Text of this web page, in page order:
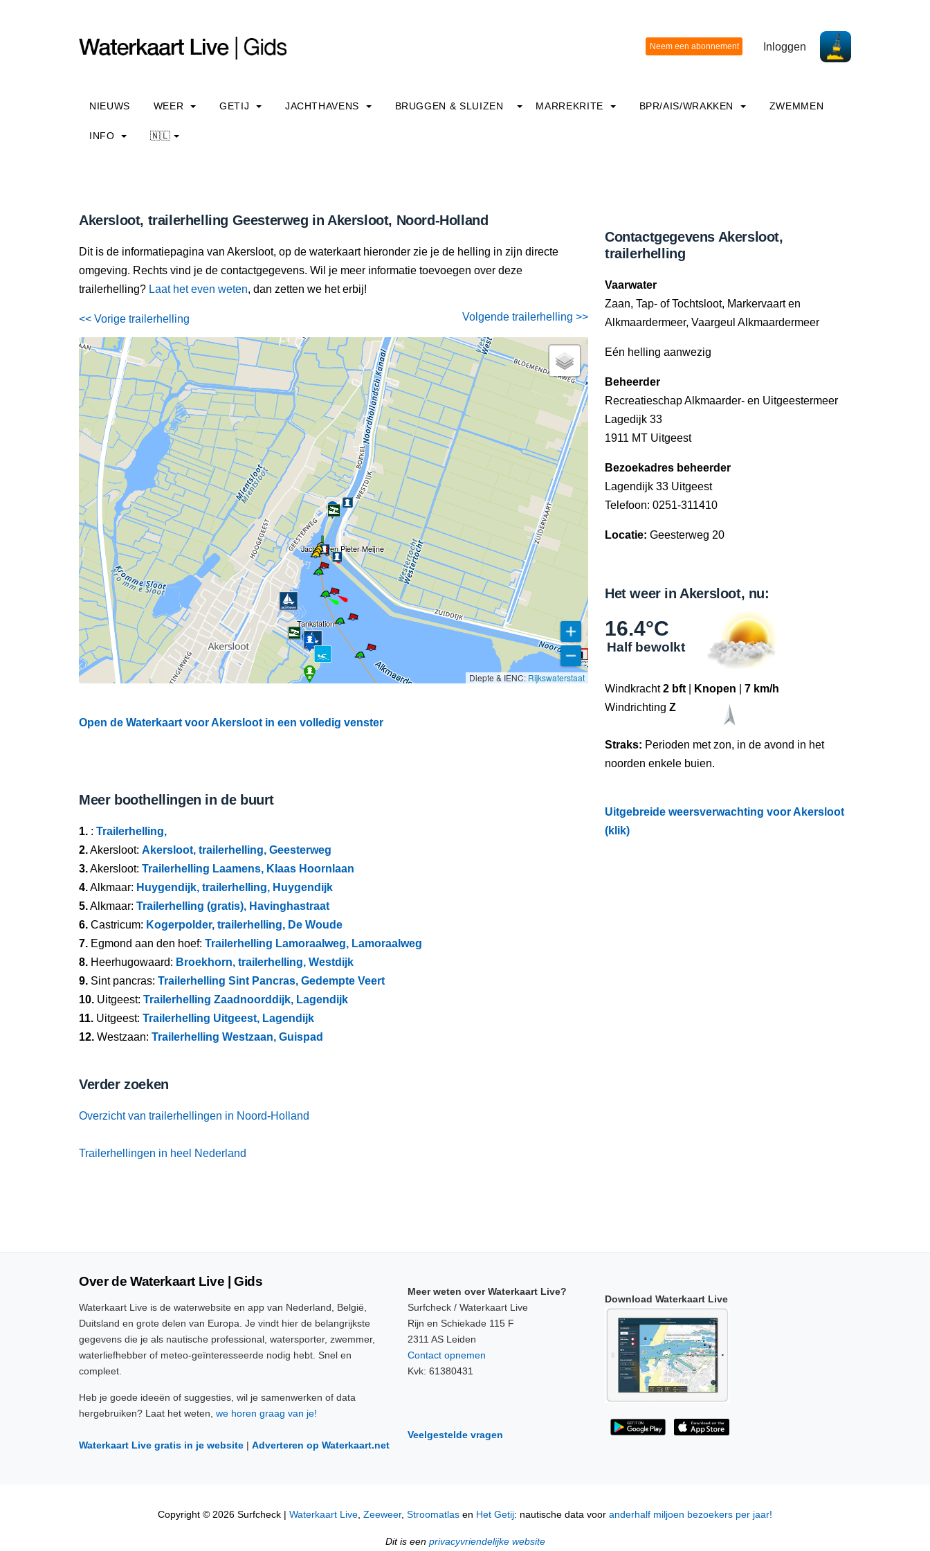
Inloggen
NIEUWS WEER GETIJ JACHTHAVENS BRUGGEN & SLUIZEN MARREKRITE BPR/AIS/WRAKKEN ZWEMMEN
INFO 🇳🇱
Akersloot, trailerhelling Geesterweg in Akersloot, Noord-Holland
Dit is de informatiepagina van Akersloot, op de waterkaart hieronder zie je de helling in zijn directe
omgeving. Rechts vind je de contactgegevens. Wil je meer informatie toevoegen over deze
trailerhelling? Laat het even weten, dan zetten we het erbij!
<< Vorige trailerhelling Volgende trailerhelling >>
Tankstation
Jachthaven Pieter Meijne
Diepte & IENC: Rijkswaterstaat
Open de Waterkaart voor Akersloot in een volledig venster
Meer boothellingen in de buurt
1. : Trailerhelling,
2.Akersloot: Akersloot, trailerhelling, Geesterweg
3.Akersloot: Trailerhelling Laamens, Klaas Hoornlaan
4.Alkmaar: Huygendijk, trailerhelling, Huygendijk
5.Alkmaar: Trailerhelling (gratis), Havinghastraat
6. Castricum: Kogerpolder, trailerhelling, De Woude
7. Egmond aan den hoef: Trailerhelling Lamoraalweg, Lamoraalweg
8. Heerhugowaard: Broekhorn, trailerhelling, Westdijk
9. Sint pancras: Trailerhelling Sint Pancras, Gedempte Veert
10. Uitgeest: Trailerhelling Zaadnoorddijk, Lagendijk
11. Uitgeest: Trailerhelling Uitgeest, Lagendijk
12. Westzaan: Trailerhelling Westzaan, Guispad
Verder zoeken
Overzicht van trailerhellingen in Noord-Holland
Trailerhellingen in heel Nederland
Contactgegevens Akersloot,
trailerhelling
Vaarwater
Zaan, Tap- of Tochtsloot, Markervaart en
Alkmaardermeer, Vaargeul Alkmaardermeer
Eén helling aanwezig
Beheerder
Recreatieschap Alkmaarder- en Uitgeestermeer
Lagedijk 33
1911 MT Uitgeest
Bezoekadres beheerder
Lagendijk 33 Uitgeest
Telefoon: 0251-311410
Locatie: Geesterweg 20
Het weer in Akersloot, nu:
16.4°C
Half bewolkt
Windkracht2 bft Knopen
7 km/h
Windrichting Z
Straks: Perioden met zon, in de avond in het
noorden enkele buien.
Uitgebreide weersverwachting voor Akersloot
(klik)
Over de Waterkaart Live | Gids
Waterkaart Live is de waterwebsite en app van Nederland, België,
Duitsland en grote delen van Europa. Je vindt hier de belangrijkste
gegevens die je als nautische professional, watersporter, zwemmer,
waterliefhebber of meteo-geïnteresseerde nodig hebt. Snel en
compleet.
Heb je goede ideeën of suggesties, wil je samenwerken of data
hergebruiken? Laat het weten, we horen graag van je!
Waterkaart Live gratis in je website | Adverteren op Waterkaart.net
Meer weten over Waterkaart Live?
Surfcheck / Waterkaart Live
Rijn en Schiekade 115 F
2311 AS Leiden
Contact opnemen
Kvk: 61380431
Veelgestelde vragen
Download Waterkaart Live
Copyright © 2026 Surfcheck | Waterkaart Live, Zeeweer, Stroomatlas en Het Getij: nautische data voor anderhalf miljoen bezoekers per jaar!
Dit is een privacyvriendelijke website